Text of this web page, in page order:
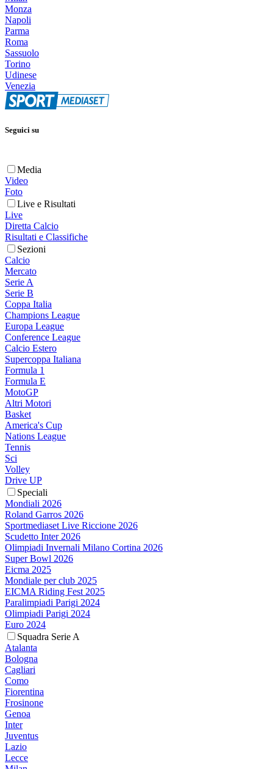
Monza
Napoli
Parma
Roma
Sassuolo
Torino
Udinese
Venezia
Seguici su
Media
Video
Foto
Live e Risultati
Live
Diretta Calcio
Risultati e Classifiche
Sezioni
Calcio
Mercato
Serie A
Serie B
Coppa Italia
Champions League
Europa League
Conference League
Calcio Estero
Supercoppa Italiana
Formula 1
Formula E
MotoGP
Altri Motori
Basket
America's Cup
Nations League
Tennis
Sci
Volley
Drive UP
Speciali
Mondiali 2026
Roland Garros 2026
Sportmediaset Live Riccione 2026
Scudetto Inter 2026
Olimpiadi Invernali Milano Cortina 2026
Super Bowl 2026
Eicma 2025
Mondiale per club 2025
EICMA Riding Fest 2025
Paralimpiadi Parigi 2024
Olimpiadi Parigi 2024
Euro 2024
Squadra Serie A
Atalanta
Bologna
Cagliari
Como
Fiorentina
Frosinone
Genoa
Inter
Juventus
Lazio
Lecce